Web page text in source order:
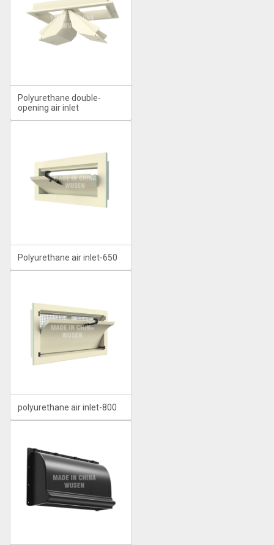
Polyurethane double-
opening air inlet
Polyurethane air inlet-650
polyurethane air inlet-800